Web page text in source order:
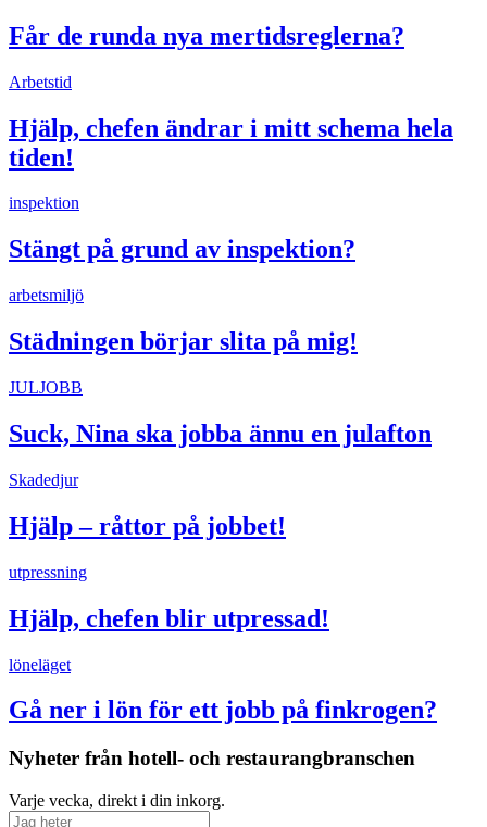
Får de runda nya mertidsreglerna?
Arbetstid
Hjälp, chefen ändrar i mitt schema hela
tiden!
inspektion
Stängt på grund av inspektion?
arbetsmiljö
Städningen börjar slita på mig!
JULJOBB
Suck, Nina ska jobba ännu en julafton
Skadedjur
Hjälp – råttor på jobbet!
utpressning
Hjälp, chefen blir utpressad!
löneläget
Gå ner i lön för ett jobb på finkrogen?
Nyheter från hotell- och restaurangbranschen
Varje vecka, direkt i din inkorg.